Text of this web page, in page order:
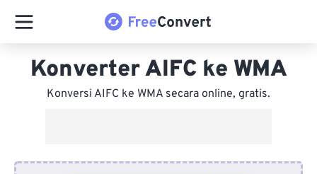
Konverter AIFC ke WMA
Konversi AIFC ke WMA secara online, gratis.